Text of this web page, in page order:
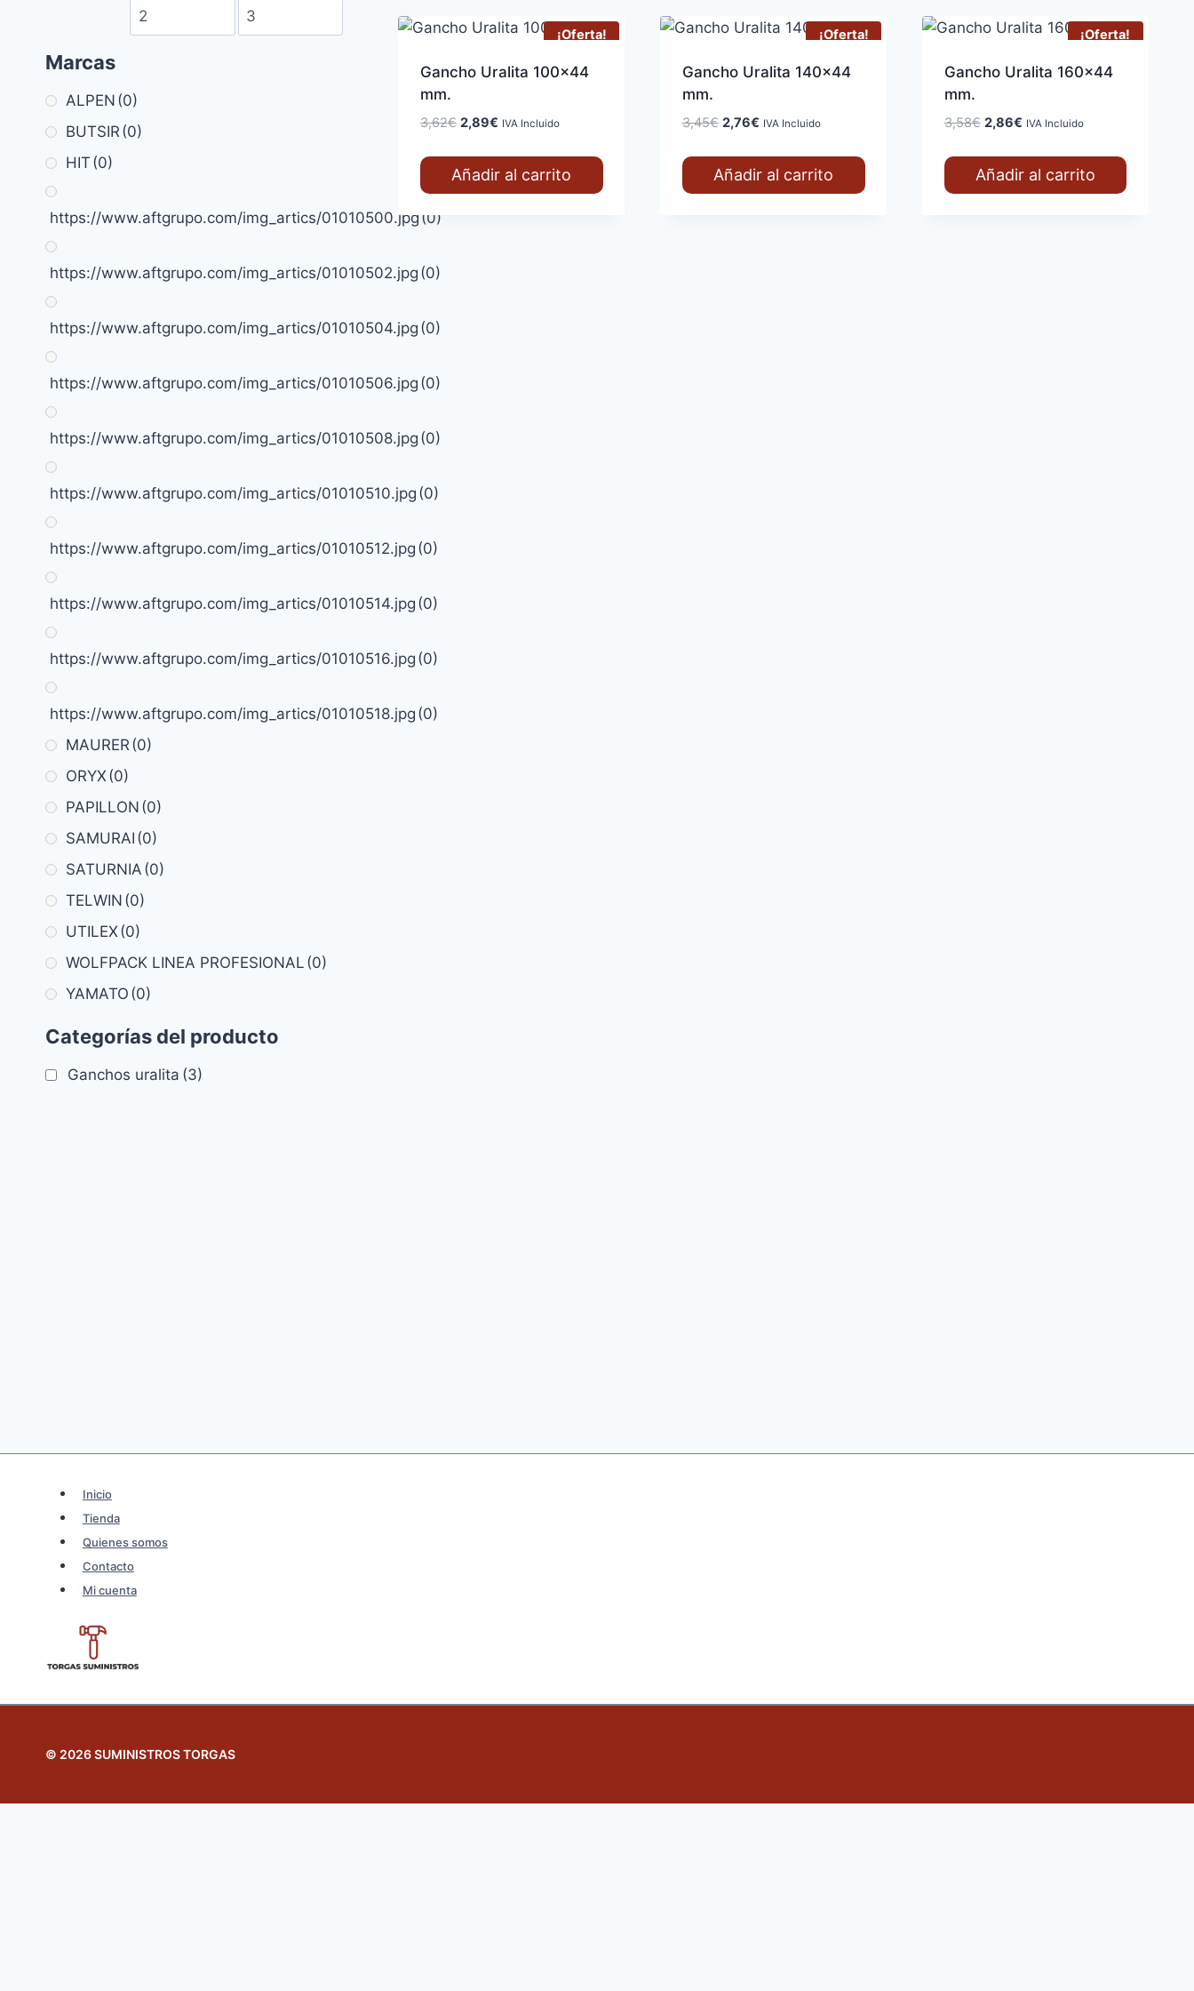
¡Oferta!
Gancho Uralita 100×44
mm.
3,62€ El
era:
2,89€El
es:
IVA Incluido
Añadir al carrito
¡Oferta!
Gancho Uralita 140×44
mm.
3,45€ El
era:
2,76€El
es:
IVA Incluido
Añadir al carrito
¡Oferta!
Gancho Uralita 160×44
mm.
3,58€ El
era:
2,86€El
es:
IVA Incluido
Añadir al carrito
Marcas
ALPEN (0)
BUTSIR(0)
HIT (0)
https://www.aftgrupo.com/img_artics/01010500.jpg(0)
https://www.aftgrupo.com/img_artics/01010502.jpg (0)
https://www.aftgrupo.com/img_artics/01010504.jpg (0)
https://www.aftgrupo.com/img_artics/01010506.jpg (0)
https://www.aftgrupo.com/img_artics/01010508.jpg (0)
https://www.aftgrupo.com/img_artics/01010510.jpg (0)
https://www.aftgrupo.com/img_artics/01010512.jpg (0)
https://www.aftgrupo.com/img_artics/01010514.jpg (0)
https://www.aftgrupo.com/img_artics/01010516.jpg (0)
https://www.aftgrupo.com/img_artics/01010518.jpg (0)
MAURER(0)
ORYX(0)
PAPILLON (0)
SAMURAI (0)
SATURNIA (0)
TELWIN (0)
UTILEX(0)
WOLFPACK LINEA PROFESIONAL (0)
YAMATO (0)
Categorías del producto
Ganchos uralita (3)
Inicio
Tienda
Quienes somos
Contacto
Mi cuenta
© 2026 SUMINISTROS TORGAS